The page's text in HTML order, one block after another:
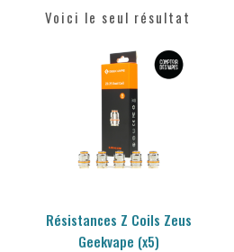
Voici le seul résultat
Résistances Z Coils Zeus
Geekvape (x5)